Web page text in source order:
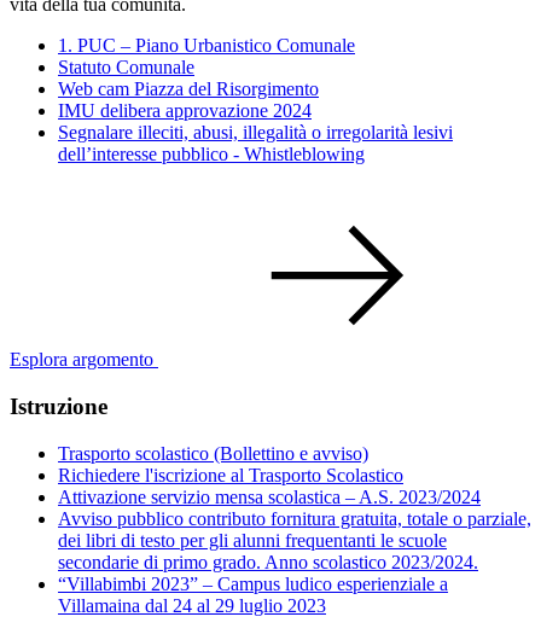
vita della tua comunità.
1. PUC – Piano Urbanistico Comunale
Statuto Comunale
Web cam Piazza del Risorgimento
IMU delibera approvazione 2024
Segnalare illeciti, abusi, illegalità o irregolarità lesivi
dell’interesse pubblico - Whistleblowing
Esplora argomento
Istruzione
Trasporto scolastico (Bollettino e avviso)
Richiedere l'iscrizione al Trasporto Scolastico
Attivazione servizio mensa scolastica – A.S. 2023/2024
Avviso pubblico contributo fornitura gratuita, totale o parziale,
dei libri di testo per gli alunni frequentanti le scuole
secondarie di primo grado. Anno scolastico 2023/2024.
“Villabimbi 2023” – Campus ludico esperienziale a
Villamaina dal 24 al 29 luglio 2023